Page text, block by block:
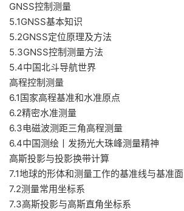
GNSS控制测量
5.1GNSS基本知识
5.2GNSS定位原理及方法
5.3GNSS控制测量方法
5.4中国北斗导航世界
高程控制测量
6.1国家高程基准和水准原点
6.2精密水准测量
6.3电磁波测距三角高程测量
6.4中国测绘丨发扬光大珠峰测量精神
高斯投影与投影换带计算
7.1地球的形体和测量工作的基准线与基准面
7.2测量常用坐标系
7.3高斯投影与高斯直角坐标系